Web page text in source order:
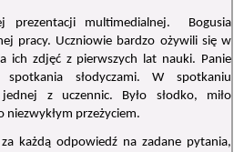
prezentacji multimedialnej. Bogusia
pracy. Uczniowie bardzo ożywili się w
ich zdjęć z pierwszych lat nauki. Panie
spotkania słodyczami. W spotkaniu
z uczennic. Było słodko, miło
niezwykłym przeżyciem.
odpowiedź na zadane pytania,